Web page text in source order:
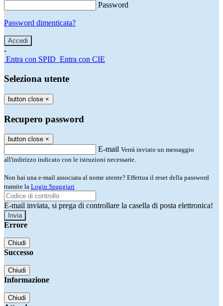
Password
Password dimenticata?
-
Entra con SPID Entra con CIE
Seleziona utente
button close ×
Recupero password
button close ×
E-mail Verrà inviato un messaggio
all'indirizzo indicato con le istruzioni necessarie.
Non hai una e-mail associata al nome utente? Effettua il reset della password
tramite la Login Spaggiari
E-mail inviata, si prega di controllare la casella di posta elettronica!
Errore
Chiudi
Successo
Chiudi
Informazione
Chiudi